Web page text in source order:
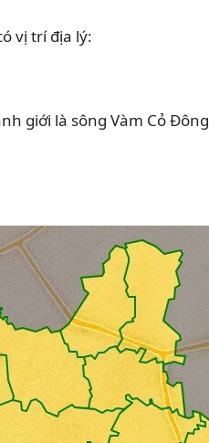
vị trí địa lý:
giới là sông Vàm Cỏ Đông